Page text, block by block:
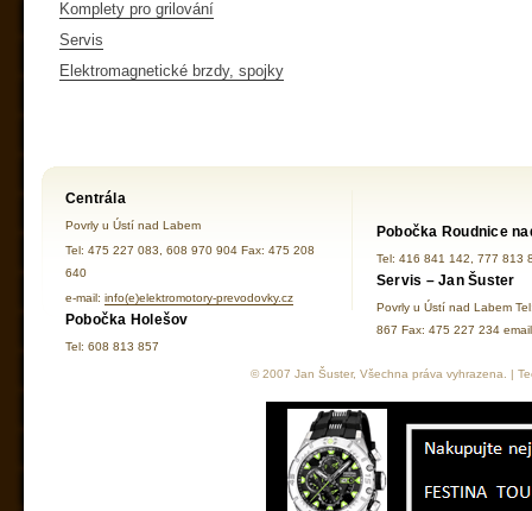
Komplety pro grilování
Servis
Elektromagnetické brzdy, spojky
Centrála
Povrly u Ústí nad Labem
Tel: 475 227 083, 608 970 904 Fax: 475 208
640
e-mail: info(e)elektromotory-prevodovky.cz
Pobočka Holešov
Tel: 608 813 857
Pobočka Roudnice
Tel: 416 841 142, 777 813
Servis – Jan Šuster
Povrly u Ústí nad Labem
867 Fax: 475 227 234
© 2007 Jan Šuster, Všechna práva vyhrazena. |